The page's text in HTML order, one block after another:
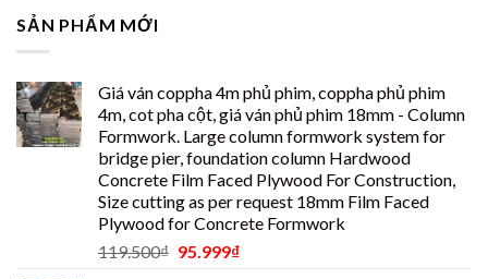
SẢN PHẨM MỚI
Giá ván coppha 4m phủ phim, coppha phủ phim
4m, cot pha cột, giá ván phủ phim 18mm - Column
Formwork. Large column formwork system for
bridge pier, foundation column Hardwood
Concrete Film Faced Plywood For Construction,
Size cutting as per request 18mm Film Faced
Plywood for Concrete Formwork
119.500₫ 95.999₫